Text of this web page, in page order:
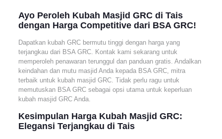
Ayo Peroleh Kubah Masjid GRC di Tais
dengan Harga Competitive dari BSA GRC!
Dapatkan kubah GRC bermutu tinggi dengan harga yang
terjangkau dari BSA GRC. Kontak kami sekarang untuk
memperoleh penawaran terunggul dan panduan gratis. Andalkan
keindahan dan mutu masjid Anda kepada BSA GRC, mitra
terbaik untuk kubah masjid GRC. Tidak perlu ragu untuk
memutuskan BSA GRC sebagai opsi utama untuk keperluan
kubah masjid GRC Anda.
Kesimpulan Harga Kubah Masjid GRC:
Elegansi Terjangkau di Tais